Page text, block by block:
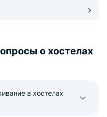
о хоcтелах
в хостелах